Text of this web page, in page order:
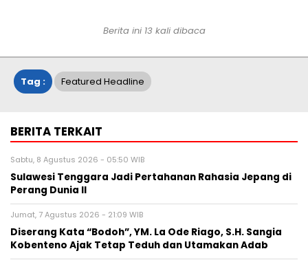
Berita ini 13 kali dibaca
Tag : Featured Headline
BERITA TERKAIT
Sabtu, 8 Agustus 2026 - 05:50 WIB
Sulawesi Tenggara Jadi Pertahanan Rahasia Jepang di
Perang Dunia II
Jumat, 7 Agustus 2026 - 21:09 WIB
Diserang Kata “Bodoh”, YM. La Ode Riago, S.H. Sangia
Kobenteno Ajak Tetap Teduh dan Utamakan Adab